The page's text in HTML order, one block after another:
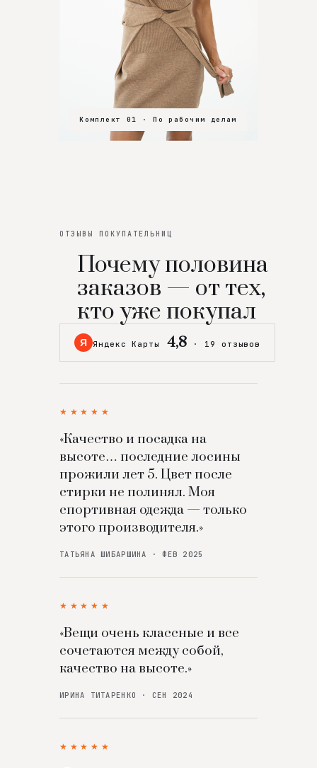
Комплект 01 · По рабочим делам
Комплект 02 · В зал
Комплект 03 · На особенный вечер
ОТЗЫВЫ ПОКУПАТЕЛЬНИЦ
Почему половина
заказов — от тех,
кто уже покупал
Я Яндекс Карты 4,8 · 19 отзывов
★★★★★
«Качество и посадка на
высоте… последние лосины
прожили лет 5. Цвет после
стирки не полинял. Моя
спортивная одежда — только
этого производителя.»
ТАТЬЯНА ШИБАРШИНА · ФЕВ 2025
★★★★★
«Вещи очень классные и все
сочетаются между собой,
качество на высоте.»
ИРИНА ТИТАРЕНКО · СЕН 2024
★★★★★